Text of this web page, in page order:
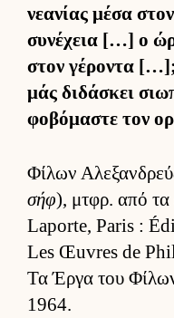
νεανίας μέσα
συνέχεια […] ο
στον γέροντα
μάς διδάσκει
φοβόμαστε τον
Φίλων
σήφ), μτ­φρ. από τα
Laporte, Paris :
Les Œuvres de
Τα Έργα του
1964.